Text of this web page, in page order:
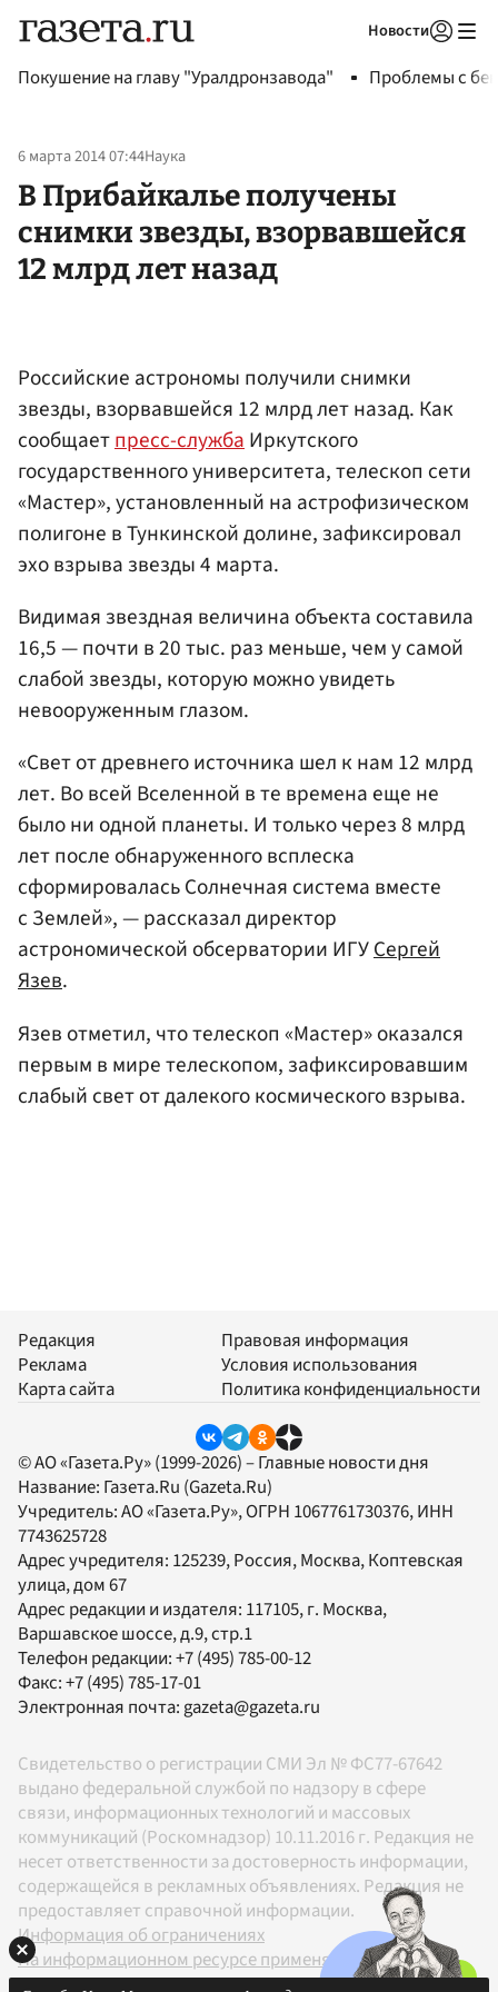
Новости
Покушение на главу "Уралдронзавода" Проблемы с
6 марта 2014 07:44Наука
В Прибайкалье получены
снимки звезды, взорвавшейся
12 млрд лет назад
Российские астрономы получили снимки
звезды, взорвавшейся 12 млрд лет назад. Как
сообщаетпресс-службаИркутского
государственного университета, телескоп сети
«Мастер», установленный на астрофизическом
полигоне в Тункинской долине, зафиксировал
эхо взрыва звезды 4 марта.
Видимая звездная величина объекта составила
16,5 — почти в 20 тыс. раз меньше, чем у самой
слабой звезды, которую можно увидеть
невооруженным глазом.
«Свет от древнего источника шел к нам 12 млрд
лет. Во всей Вселенной в те времена еще не
было ни одной планеты. И только через 8 млрд
лет после обнаруженного всплеска
сформировалась Солнечная система вместе
с Землей», — рассказал директор
астрономической обсерватории ИГУСергей
Язев.
Язев отметил, что телескоп «Мастер» оказался
первым в мире телескопом, зафиксировавшим
слабый свет от далекого космического взрыва.
Редакция
Реклама
Карта сайта
Правовая информация
Условия использования
Политика конфиденциальности
© АО «Газета.Ру» (1999-2026) – Главные новости дня
Название: Газета.Ru (Gazeta.Ru)
Учредитель:АО «Газета.Ру», ОГРН 1067761730376, ИНН
7743625728
Адрес учредителя: 125239, Россия, Москва, Коптевская
улица, дом 67
Адрес редакции и издателя: 117105, г. Москва,
Варшавское шоссе, д.9, стр.1
Телефон редакции:+7 (495) 785-00-12
Факс:+7 (495) 785-17-01
Электронная почта:gazeta@gazeta.ru
Свидетельство о регистрации СМИ Эл № ФС77-67642
выдано федеральной службой по надзору в сфере
связи, информационных технологий и массовых
коммуникаций (Роскомнадзор) 10.11.2016 г. Редакция не
несет ответственности за достоверность информации,
содержащейся в рекламных объявлениях. Редакция не
предоставляет справочной информации.
Информация об ограничениях
На информационном ресурсе применяются
рекомендательные технологии в соответствии с